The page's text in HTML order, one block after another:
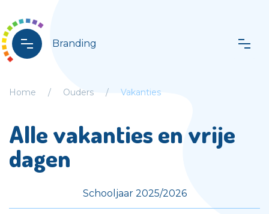
Branding
Home Ouders Vakanties
Alle vakanties en vrije
dagen
Schooljaar 2025/2026